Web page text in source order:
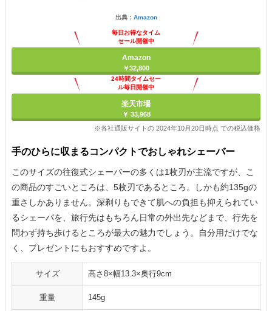
出典： Amazon
毎日お得なタイム
セール開催中
Amazon
￥32,800
24時間タイムセー
ル毎日開催中
楽天市場
￥ 33,968
※各社通販サイトの 2024年10月20日時点 での税込価格
手のひらに収まるコンパクトでおしゃれシェーバー
このサイズの往復式シェーバーの多くは1枚刃が主流ですが、こ
の商品のすごいところは、5枚刃であるところ。しかも約135gの
重さしかありません。深剃りもできて肌への負担も抑えられてい
るシェーバを、旅行先はもちろん日常の外出先などまで、行先を
問わず持ち歩けるところが最大の魅力でしょう。自分用だけでな
く、プレゼントにもおすすめですよ。
サイズ 高さ8×幅13.3×奥行9cm
重量 145g